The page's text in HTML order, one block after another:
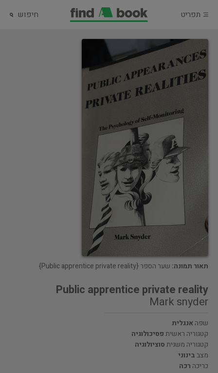
תפריט חיפוש
תאור תמונה: שער הספר {Public apprentice private reality}
Public apprentice private reality
Mark snyder
שפהאנגלית
קטגוריה ראשיתפסיכולוגיה
קטגוריה משניתסוציולוגיה
מצבבינוני
כריכה רכה